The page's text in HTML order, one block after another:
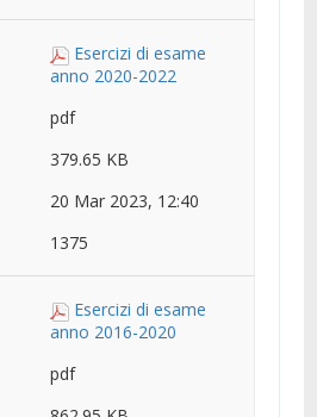
Esercizi di esame
anno 2020-2022
pdf
379.65 KB
20 Mar 2023, 12:40
1375
Esercizi di esame
anno 2016-2020
pdf